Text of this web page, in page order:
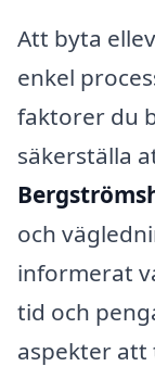
Att byta
enkel
faktorer du
säkerställa
och
informerat
tid och
aspekter att